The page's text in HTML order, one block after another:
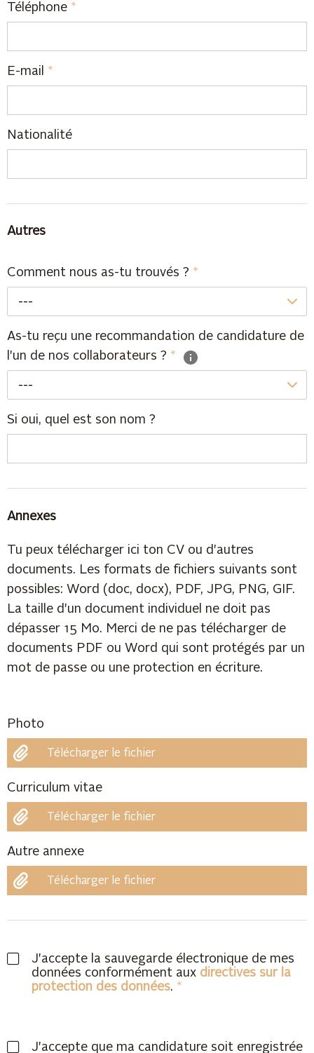
Téléphone *
E-mail *
Nationalité
Autres
Comment nous as-tu trouvés ? *
---
As-tu reçu une recommandation de candidature de
l'un de nos collaborateurs ? *
---
Si oui, quel est son nom ?
Annexes
Tu peux télécharger ici ton CV ou d'autres
documents. Les formats de fichiers suivants sont
possibles: Word (doc, docx), PDF, JPG, PNG, GIF.
La taille d'un document individuel ne doit pas
dépasser 15 Mo. Merci de ne pas télécharger de
documents PDF ou Word qui sont protégés par un
mot de passe ou une protection en écriture.
Photo
Télécharger le fichier
Curriculum vitae
Télécharger le fichier
Autre annexe
Télécharger le fichier
J'accepte la sauvegarde électronique de mes
données conformément aux directives sur la
protection des données.
J'accepte que ma candidature soit enregistrée